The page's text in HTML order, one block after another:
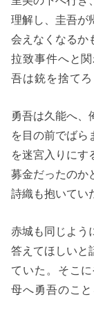
理解し、圭吾が
会えなくなるか
拉致事件へと
吾は銃を捨てろ
勇吾は久能へ、
を目の前でばら
を迷宮入りにす
募金だったのか
詩織も抱いてい
赤城も同じよう
答えてほしいと
ていた。そこ
母へ勇吾のこと